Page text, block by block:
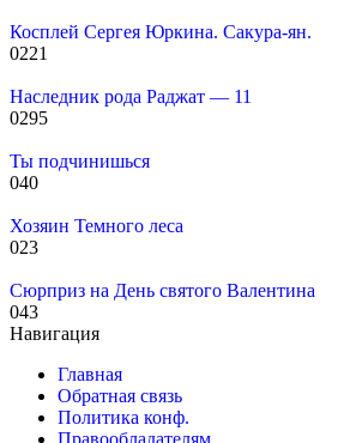
Косплей Сергея Юркина. Сакура-ян.
0221
Наследник рода Раджат — 11
0295
Ты подчинишься
040
Хозяин Темного леса
023
Сюрприз на День святого Валентина
043
Навигация
Главная
Обратная связь
Политика конф.
Правообладателям